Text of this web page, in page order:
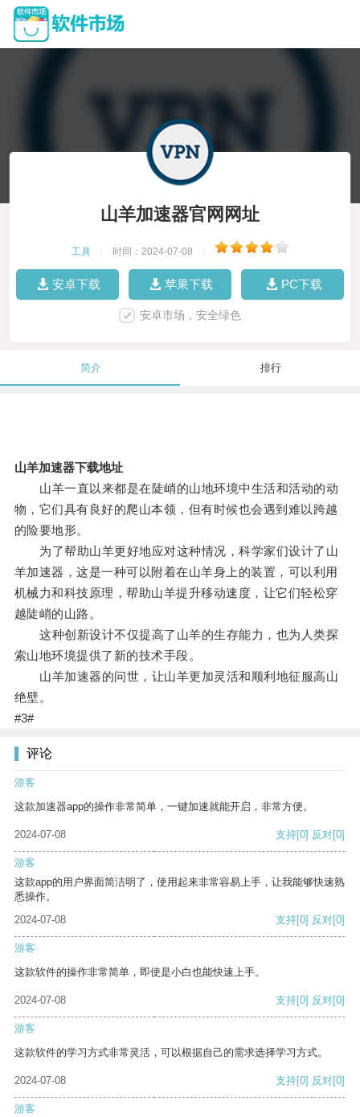
山羊加速器官网网址
工具 时间：2024-07-08
安卓下载 苹果下载 PC下载
安卓市场，安全绿色
简介 排行
山羊加速器下载地址
山羊一直以来都是在陡峭的山地环境中生活和活动的动
物，它们具有良好的爬山本领，但有时候也会遇到难以跨越
的险要地形。
为了帮助山羊更好地应对这种情况，科学家们设计了山
羊加速器，这是一种可以附着在山羊身上的装置，可以利用
机械力和科技原理，帮助山羊提升移动速度，让它们轻松穿
越陡峭的山路。
这种创新设计不仅提高了山羊的生存能力，也为人类探
索山地环境提供了新的技术手段。
山羊加速器的问世，让山羊更加灵活和顺利地征服高山
绝壁。
#3#
评论
游客
这款加速器app的操作非常简单，一键加速就能开启，非常方便。
2024-07-08 支持[0] 反对[0]
游客
这款app的用户界面简洁明了，使用起来非常容易上手，让我能够快速熟
悉操作。
2024-07-08
支持[0] 反对[0]
游客
这款软件的操作非常简单，即使是小白也能快速上手。
2024-07-08 支持[0] 反对[0]
游客
这款软件的学习方式非常灵活，可以根据自己的需求选择学习方式。
2024-07-08 支持[0] 反对[0]
游客